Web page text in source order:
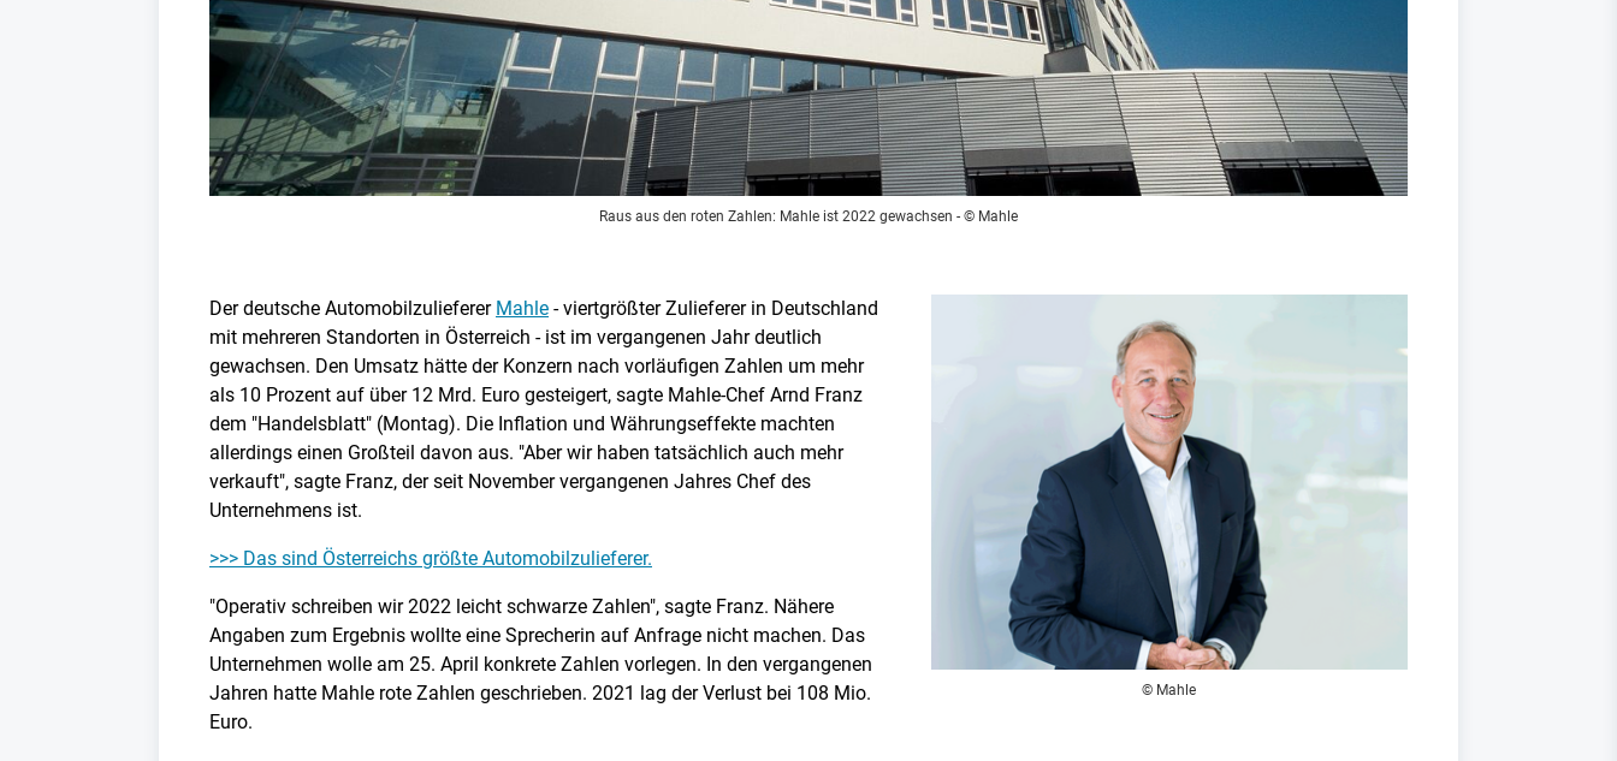
Raus aus den roten Zahlen: Mahle ist 2022 gewachsen - © Mahle
Der deutsche Automobilzulieferer Mahle - viertgrößter Zulieferer in Deutschland
mit mehreren Standorten in Österreich - ist im vergangenen Jahr deutlich
gewachsen. Den Umsatz hätte der Konzern nach vorläufigen Zahlen um mehr
als 10 Prozent auf über 12 Mrd. Euro gesteigert, sagte Mahle-Chef Arnd Franz
dem "Handelsblatt" (Montag). Die Inflation und Währungseffekte machten
allerdings einen Großteil davon aus. "Aber wir haben tatsächlich auch mehr
verkauft", sagte Franz, der seit November vergangenen Jahres Chef des
Unternehmens ist.
>>> Das sind Österreichs größte Automobilzulieferer.
"Operativ schreiben wir 2022 leicht schwarze Zahlen", sagte Franz. Nähere
Angaben zum Ergebnis wollte eine Sprecherin auf Anfrage nicht machen. Das
Unternehmen wolle am 25. April konkrete Zahlen vorlegen. In den vergangenen
Jahren hatte Mahle rote Zahlen geschrieben. 2021 lag der Verlust bei 108 Mio.
Euro.
© Mahle